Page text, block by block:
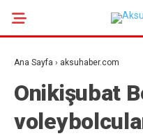
GÜNDEM
Ana Sayfa › aksuhaber.com
Onikişubat